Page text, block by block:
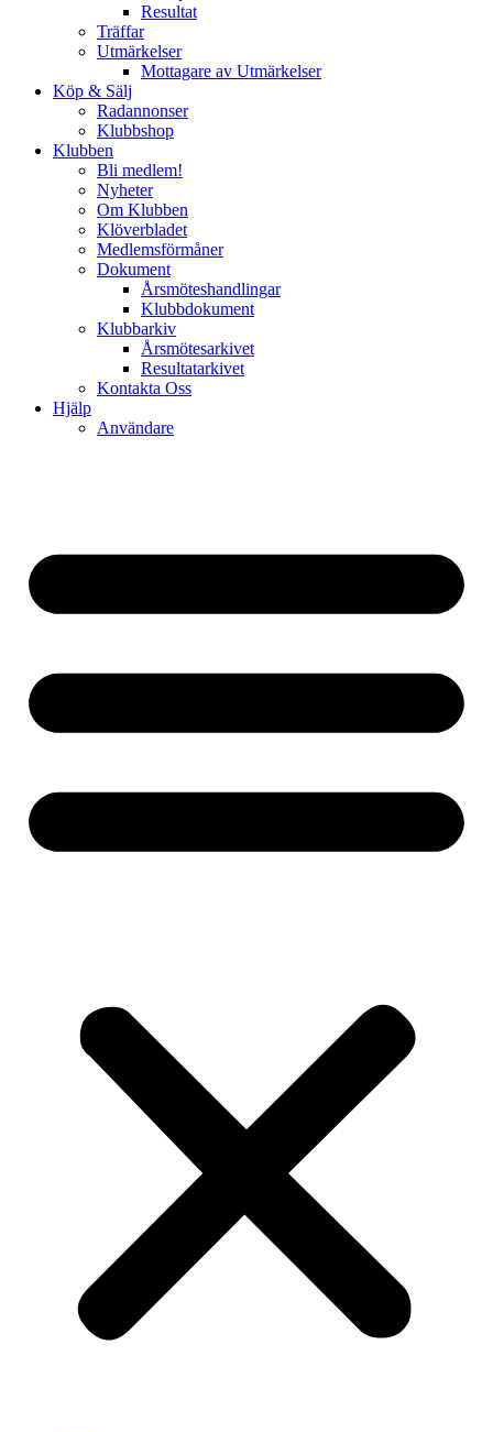
Resultat
Träffar
Utmärkelser
Mottagare av Utmärkelser
Köp & Sälj
Radannonser
Klubbshop
Klubben
Bli medlem!
Nyheter
Om Klubben
Klöverbladet
Medlemsförmåner
Dokument
Årsmöteshandlingar
Klubbdokument
Klubbarkiv
Årsmötesarkivet
Resultatarkivet
Kontakta Oss
Hjälp
Användare